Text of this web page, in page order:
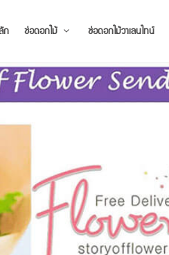
ก ช่อดอกไม้ ช่อดอกไม้วาเลนไทน์